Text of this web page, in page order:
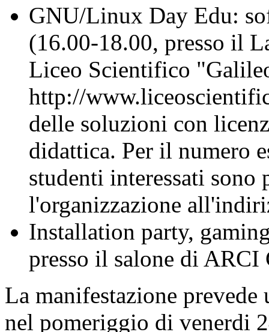
GNU/Linux Day Edu:
(16.00-18.00, presso il
Liceo Scientifico
http://
delle soluzioni con
didattica. Per il numero
studenti interessati sono
l'organizzazione
Installation party,
presso il salone di
La manifestazione
nel pomeriggio di venerdi